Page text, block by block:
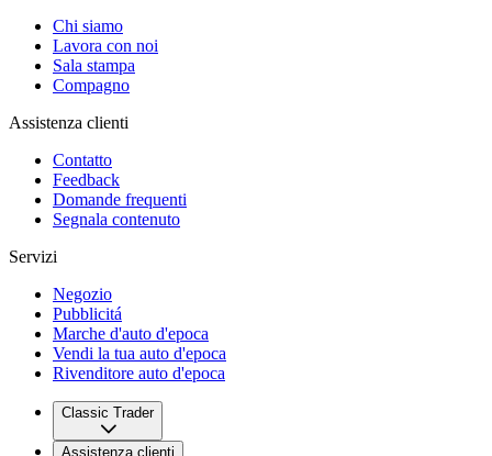
Chi siamo
Lavora con noi
Sala stampa
Compagno
Assistenza clienti
Contatto
Feedback
Domande frequenti
Segnala contenuto
Servizi
Negozio
Pubblicitá
Marche d'auto d'epoca
Vendi la tua auto d'epoca
Rivenditore auto d'epoca
Classic Trader
Chi siamo
Assistenza clienti